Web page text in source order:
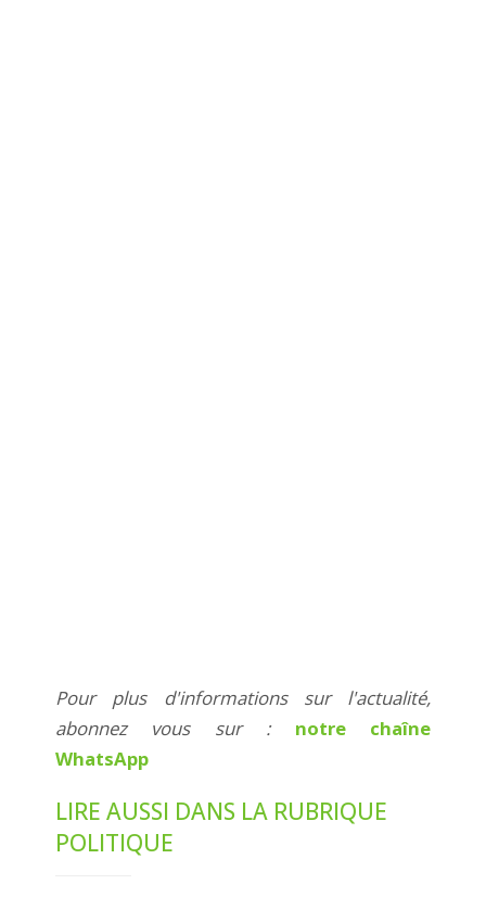
Pour plus d'informations sur l'actualité,
abonnez vous sur : notre chaîne
WhatsApp
LIRE AUSSI DANS LA RUBRIQUE
POLITIQUE